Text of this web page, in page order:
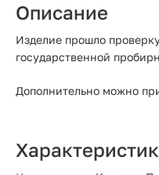
Описание
Изделие прошло
государственной
Дополнительно можно